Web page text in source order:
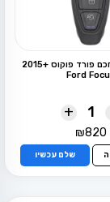
מפתח שלט חכם פורד פוקוס +2015
Ford
+
₪820
שלם עכשיו